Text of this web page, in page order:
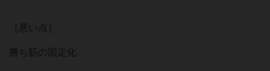
［悪い点］
勝ち筋の固定化